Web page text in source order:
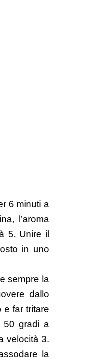
6 minuti a
l’aroma
5. Unire il
in uno
sempre la
dallo
e far tritare
50 gradi a
velocità 3.
la